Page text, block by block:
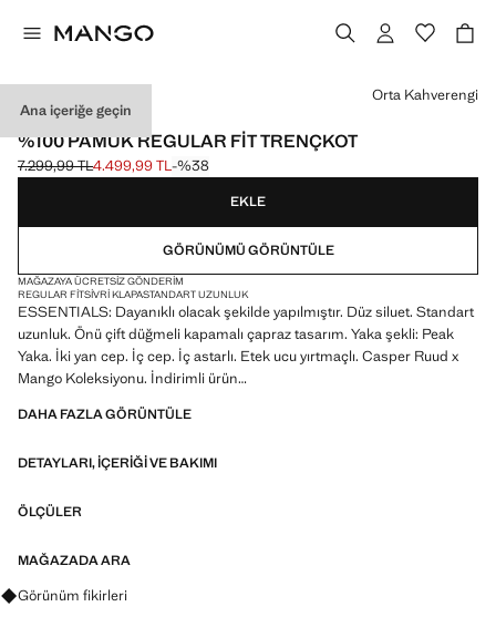
Ana içeriğe geçin
ESSENTIALS
%100 PAMUK REGULAR FIT TRENÇKOT
Üstü çizili ilk fiyat [7.299,99 TL ]
7.299,99 TL
Güncel fiyat [4.499,99 TL ]
4.499,99 TL-%38
Bir renk seçin
Orta Kahverengi
EKLE
GÖRÜNÜMÜ GÖRÜNTÜLE
MAĞAZAYA ÜCRETSIZ GÖNDERIM
REGULAR FITSIVRI KLAPASTANDART UZUNLUK
ESSENTIALS: Dayanıklı olacak şekilde yapılmıştır. Düz siluet. Standart
uzunluk. Önü çift düğmeli kapamalı çapraz tasarım. Yaka şekli: Peak
Yaka. İki yan cep. İç cep. İç astarlı. Etek ucu yırtmaçlı. Casper Ruud x
Mango Koleksiyonu. İndirimli ürün
ESSENTIALS: Made to last. Kalite standartlarımızı artırarak
ürünler, artık daha da dayanıklı, çok yönlü ve zamansız
DAHA FAZLA GÖRÜNTÜLE
DETAYLARI, IÇERIĞI VE BAKIMI
ÖLÇÜLER
MAĞAZADA ARA
Görünümler, ürünler ve trendler hakkında sorular sorun
Görünüm fikirleri